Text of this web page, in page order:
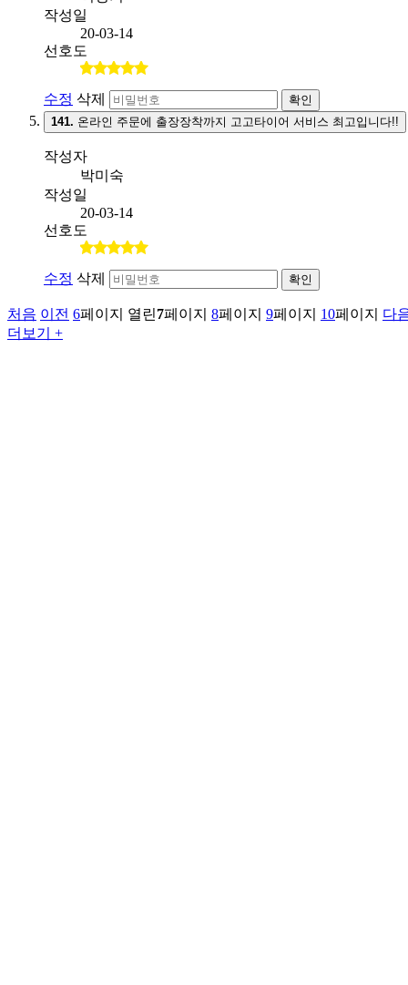
작성일
20-03-14
선호도
수정 삭제
확인
141. 온라인 주문에 출장장착까지 고고타이어 서비스 최고입니다!!
작성자
박미숙
작성일
20-03-14
선호도
수정 삭제 확인
처음 이전 6페이지 열린7페이지 8페이지 9페이지 10페이지
다
더보기 +